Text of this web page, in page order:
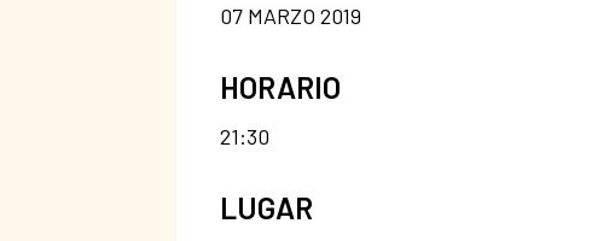
07 MARZO 2019
HORARIO
21:30
LUGAR